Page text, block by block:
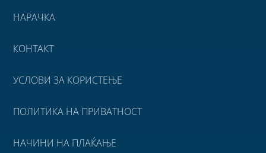
НАРАЧКА
КОНТАКТ
УСЛОВИ ЗА КОРИСТЕЊЕ
ПОЛИТИКА НА ПРИВАТНОСТ
НАЧИНИ НА ПЛАЌАЊЕ